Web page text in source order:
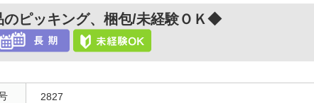
のピッキング、梱包/未経験ＯＫ◆
2827